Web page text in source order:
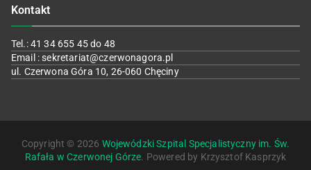
Kontakt
Tel.: 41 34 655 45 do 48
Email : sekretariat@czerwonagora.pl
ul. Czerwona Góra 10, 26-060 Chęciny
Copyright © 2026 Wojewódzki Szpital Specjalistyczny im. Św.
Rafała w Czerwonej Górze. Powered by Krzysztof Kasprzyk